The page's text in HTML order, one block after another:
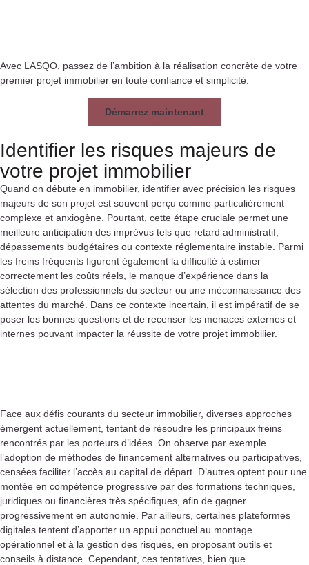
Avec LASQO, passez de l’ambition à la réalisation concrète de votre
premier projet immobilier en toute confiance et simplicité.
Démarrez maintenant
Identifier les risques majeurs de
votre projet immobilier
Quand on débute en immobilier, identifier avec précision les risques
majeurs de son projet est souvent perçu comme particulièrement
complexe et anxiogène. Pourtant, cette étape cruciale permet une
meilleure anticipation des imprévus tels que retard administratif,
dépassements budgétaires ou contexte réglementaire instable. Parmi
les freins fréquents figurent également la difficulté à estimer
correctement les coûts réels, le manque d’expérience dans la
sélection des professionnels du secteur ou une méconnaissance des
attentes du marché. Dans ce contexte incertain, il est impératif de se
poser les bonnes questions et de recenser les menaces externes et
internes pouvant impacter la réussite de votre projet immobilier.
Face aux défis courants du secteur immobilier, diverses approches
émergent actuellement, tentant de résoudre les principaux freins
rencontrés par les porteurs d’idées. On observe par exemple
l’adoption de méthodes de financement alternatives ou participatives,
censées faciliter l’accès au capital de départ. D’autres optent pour une
montée en compétence progressive par des formations techniques,
juridiques ou financières très spécifiques, afin de gagner
progressivement en autonomie. Par ailleurs, certaines plateformes
digitales tentent d’apporter un appui ponctuel au montage
opérationnel et à la gestion des risques, en proposant outils et
conseils à distance. Cependant, ces tentatives, bien que